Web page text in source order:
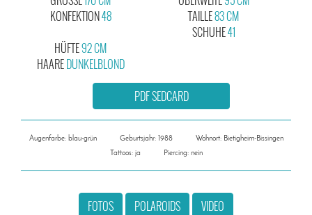
KONFEKTION48
TAILLE83 CM
SCHUHE41
HÜFTE92 CM
HAAREDUNKELBLOND
PDF SEDCARD
Augenfarbe: blau-grün Geburtsjahr: 1988
Wohnort: Bietigheim-Bissingen
Tattoos: ja
Piercing: nein
FOTOS POLAROIDS VIDEO